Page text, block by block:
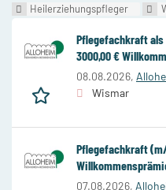
Heilerziehungspfleger
Pflegefachkraft
3000,00 €
08.08.2026,
Wismar
Pflegefachkraft
07.08.2026,